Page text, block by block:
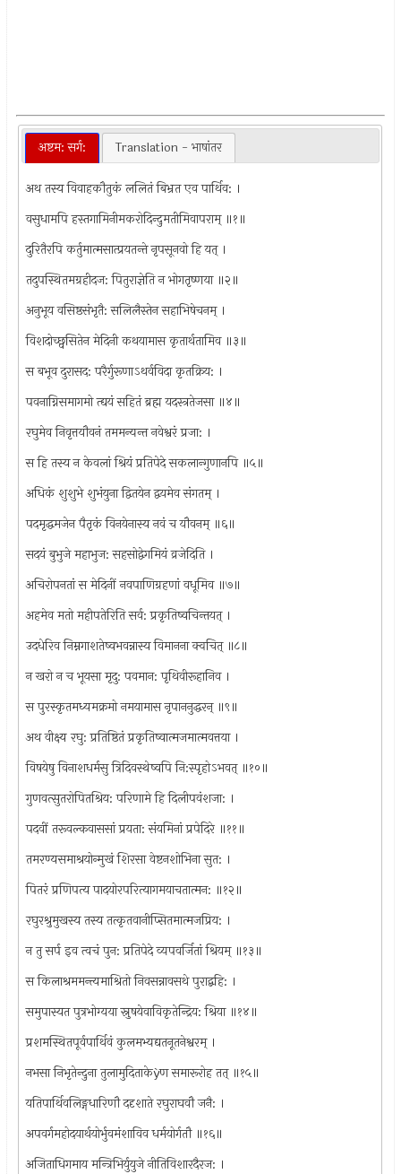
अष्टम: सर्ग: Translation - भाषांतर
अथ तस्य विवाहकौतुकं ललितं बिभ्रत एव पार्थिव: ।
वसुधामपि हस्तगामिनीमकरोदिन्दुमतीमिवापराम् ॥१॥
दुरितैरपि कर्तुमात्मसात्प्रयतन्ते नृपसूनवो हि यत् ।
तदुपस्थितमग्रहीदज: पितुराज्ञेति न भोगतृष्णया ॥२॥
अनुभूय वसिष्ठसंभृतै: सलिलैस्तेन सहाभिषेचनम् ।
विशदोच्छ्वसितेन मेदिनी कथयामास कृतार्थतामिव ॥३॥
स बभूव दुरासद: परैर्गुरूणाऽथर्वविदा कृतक्रिय: ।
पवनाग्निसमागमो त्द्ययं सहितं ब्रह्म यदस्त्रतेजसा ॥४॥
रघुमेव निवृत्तयौवनं तममन्यन्त नवेश्वरं प्रजा: ।
स हि तस्य न केवलां श्रियं प्रतिपेदे सकलान्गुणानपि ॥५॥
अधिकं शुशुभे शुभंयुना द्वितयेन द्वयमेव संगतम् ।
पदमृद्धमजेन पैतृकं विनयेनास्य नवं च यौवनम् ॥६॥
सदयं बुभुजे महाभुज: सहसोद्वेगमियं व्रजेदिति ।
अचिरोपनतां स मेदिनीं नवपाणिग्रहणां वधूमिव ॥७॥
अहमेव मतो महीपतेरिति सर्व: प्रकृतिष्वचिन्तयत् ।
उदधेरिव निम्नगाशतेष्वभवन्नास्य विमानना क्वचित् ॥८॥
न खरो न च भूयसा मृदु: पवमान: पृथिवीरूहानिव ।
स पुरस्कृतमध्यमक्रमो नमयामास नृपाननुद्धरन् ॥९॥
अथ वीक्ष्य रघु: प्रतिष्ठितं प्रकृतिष्वात्मजमात्मवत्तया ।
विषयेषु विनाशधर्मसु त्रिदिवस्थेष्वपि नि:स्पृहोऽभवत् ॥१०॥
गुणवत्सुतरोपितश्रिय: परिणामे हि दिलीपवंशजा: ।
पदवीं तरूवल्कवाससां प्रयता: संयमिनां प्रपेदिरे ॥११॥
तमरण्यसमाश्रयोन्मुखं शिरसा वेष्टनशोभिना सुत: ।
पितरं प्रणिपत्य पादयोरपरित्यागमयाचतात्मन: ॥१२॥
रघुरश्रुमुखस्य तस्य तत्कृतवानीप्सितमात्मजप्रिय: ।
न तु सर्प इव त्वचं पुन: प्रतिपेदे व्यपवर्जितां श्रियम् ॥१३॥
स किलाश्रममन्त्यमाश्रितो निवसन्नावसथे पुराद्बहि: ।
समुपास्यत पुत्रभोग्यया स्नुषयेवाविकृतेन्द्रिय: श्रिया ॥१४॥
प्रशमस्थितपूर्वपार्थिवं कुलमभ्यद्यतनूतनेश्वरम् ।
नभसा निभृतेन्दुना तुलामुदिताकेýण समारूरोह तत् ॥१५॥
यतिपार्थिवलिङ्गधारिणौ ददृशाते रघुराघवौ जनै: ।
अपवर्गमहोदयार्थयोर्भुवमंशाविव धर्मयोर्गतौ ॥१६॥
अजिताधिगमाय मन्त्रिभिर्युयुजे नीतिविशारदैरज: ।